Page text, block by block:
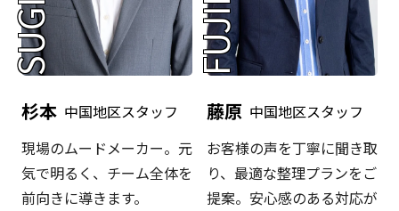
杉本 中国地区スタッフ
現場のムードメーカー。元
気で明るく、チーム全体を
前向きに導きます。
藤原 中国地区スタッフ
お客様の声を丁寧に聞き取
り、最適な整理プランをご
提案。安心感のある対応が